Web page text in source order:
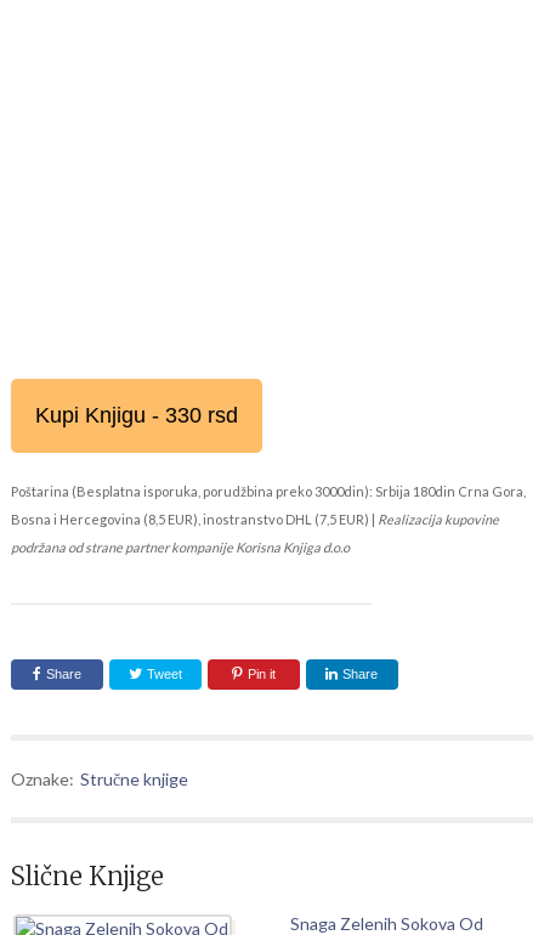
Kupi Knjigu - 330 rsd
Poštarina (Besplatna isporuka, porudžbina preko 3000din): Srbija 180din Crna Gora,
Bosna i Hercegovina (8,5 EUR), inostranstvo DHL (7,5 EUR) | Realizacija kupovine
podržana od strane partner kompanije Korisna Knjiga d.o.o
Share Tweet Pin it Share
Oznake: Stručne knjige
Slične Knjige
Snaga Zelenih Sokova Od